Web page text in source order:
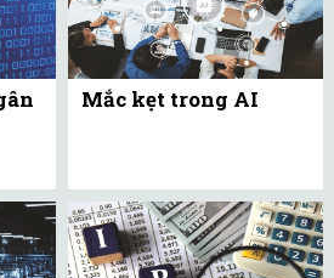
Mắc kẹt trong AI